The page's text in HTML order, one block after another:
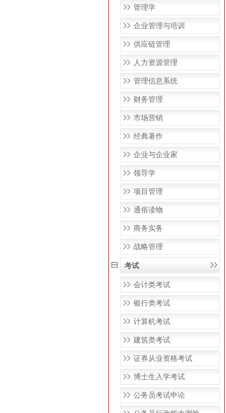
管理学
企业管理与培训
供应链管理
人力资源管理
管理信息系统
财务管理
市场营销
经典著作
企业与企业家
领导学
项目管理
通俗读物
商务实务
战略管理
考试
会计类考试
银行类考试
计算机考试
建筑类考试
证券从业资格考试
博士生入学考试
公务员考试申论